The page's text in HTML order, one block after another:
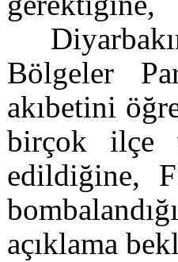
Bölgeler
akıbetini
birçok ilçe
edildiğine,
açıklama